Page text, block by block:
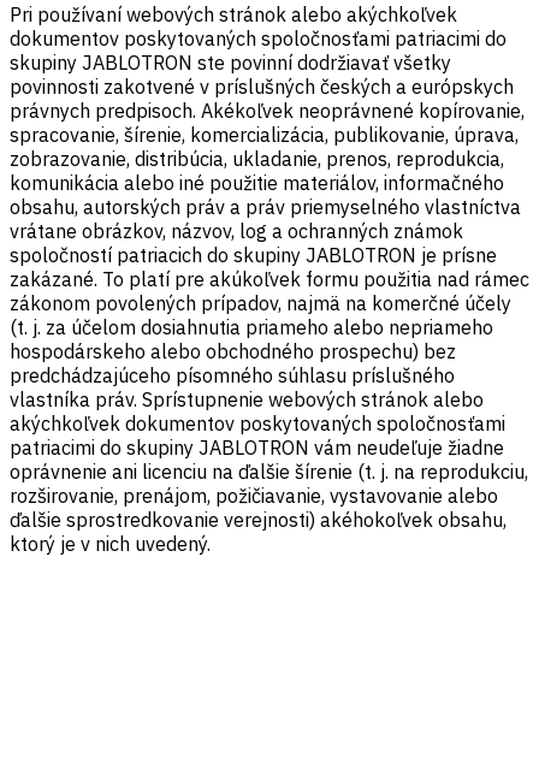
Pri používaní webových stránok alebo akýchkoľvek
dokumentov poskytovaných spoločnosťami patriacimi do
skupiny JABLOTRON ste povinní dodržiavať všetky
povinnosti zakotvené v príslušných českých a európskych
právnych predpisoch. Akékoľvek neoprávnené kopírovanie,
spracovanie, šírenie, komercializácia, publikovanie, úprava,
zobrazovanie, distribúcia, ukladanie, prenos, reprodukcia,
komunikácia alebo iné použitie materiálov, informačného
obsahu, autorských práv a práv priemyselného vlastníctva
vrátane obrázkov, názvov, log a ochranných známok
spoločností patriacich do skupiny JABLOTRON je prísne
zakázané. To platí pre akúkoľvek formu použitia nad rámec
zákonom povolených prípadov, najmä na komerčné účely
(t. j. za účelom dosiahnutia priameho alebo nepriameho
hospodárskeho alebo obchodného prospechu) bez
predchádzajúceho písomného súhlasu príslušného
vlastníka práv. Sprístupnenie webových stránok alebo
akýchkoľvek dokumentov poskytovaných spoločnosťami
patriacimi do skupiny JABLOTRON vám neudeľuje žiadne
oprávnenie ani licenciu na ďalšie šírenie (t. j. na reprodukciu,
rozširovanie, prenájom, požičiavanie, vystavovanie alebo
ďalšie sprostredkovanie verejnosti) akéhokoľvek obsahu,
ktorý je v nich uvedený.